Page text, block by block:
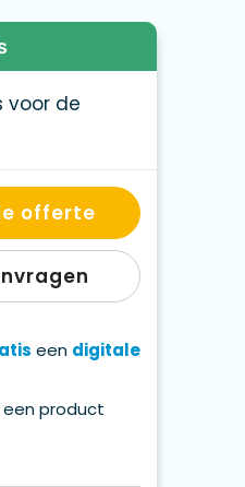
voor de
offerte
een digitale
een product